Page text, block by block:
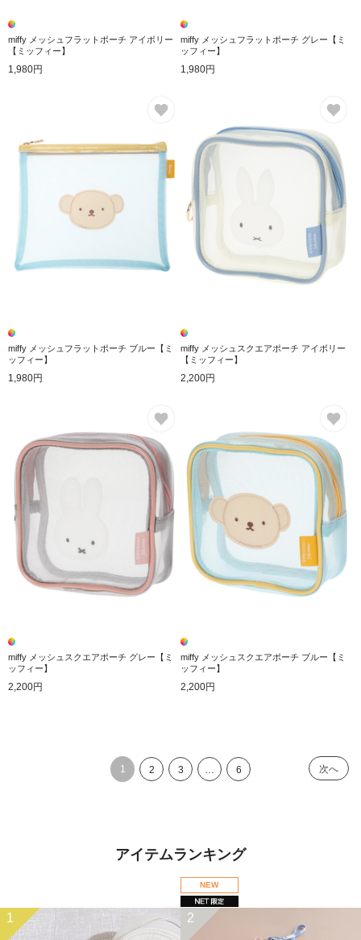
miffy メッシュフラットポーチ アイボリー
【ミッフィー】
1,980円
miffy メッシュフラットポーチ グレー【ミ
ッフィー】
1,980円
miffy メッシュフラットポーチ ブルー【ミ
ッフィー】
1,980円
miffy メッシュスクエアポーチ アイボリー
【ミッフィー】
2,200円
miffy メッシュスクエアポーチ グレー【ミ
ッフィー】
2,200円
miffy メッシュスクエアポーチ ブルー【ミ
ッフィー】
2,200円
1 2 3 … 6 次へ
アイテムランキング
1
NEW
2